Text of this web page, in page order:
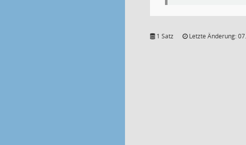
1 Satz Letzte Änderung: